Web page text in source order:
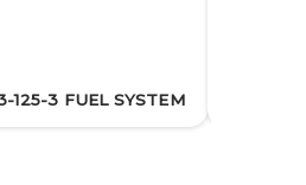
125-3 FUEL SYSTEM